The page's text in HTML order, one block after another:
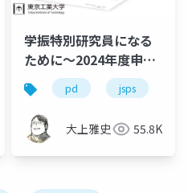
dc2 jsps pd
学振特別研究員になる
ために～2024年度申請
版
pd jsps
大上雅史 55.8K